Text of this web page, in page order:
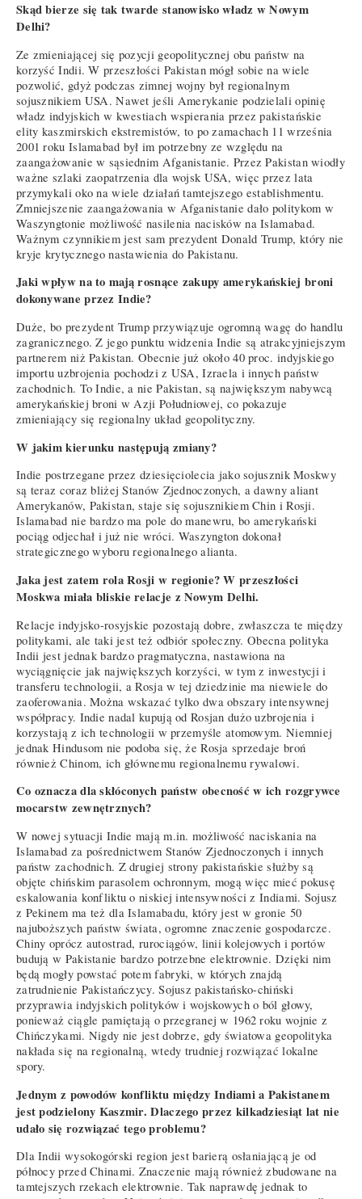
Skąd bierze się tak twarde stanowisko władz w Nowym
Delhi?
Ze zmieniającej się pozycji geopolitycznej obu państw na
korzyść Indii. W przeszłości Pakistan mógł sobie na wiele
pozwolić, gdyż podczas zimnej wojny był regionalnym
sojusznikiem USA. Nawet jeśli Amerykanie podzielali opinię
władz indyjskich w kwestiach wspierania przez pakistańskie
elity kaszmirskich ekstremistów, to po zamachach 11 września
2001 roku Islamabad był im potrzebny ze względu na
zaangażowanie w sąsiednim Afganistanie. Przez Pakistan wiodły
ważne szlaki zaopatrzenia dla wojsk USA, więc przez lata
przymykali oko na wiele działań tamtejszego establishmentu.
Zmniejszenie zaangażowania w Afganistanie dało politykom w
Waszyngtonie możliwość nasilenia nacisków na Islamabad.
Ważnym czynnikiem jest sam prezydent Donald Trump, który nie
kryje krytycznego nastawienia do Pakistanu.
Jaki wpływ na to mają rosnące zakupy amerykańskiej broni
dokonywane przez Indie?
Duże, bo prezydent Trump przywiązuje ogromną wagę do handlu
zagranicznego. Z jego punktu widzenia Indie są atrakcyjniejszym
partnerem niż Pakistan. Obecnie już około 40 proc. indyjskiego
importu uzbrojenia pochodzi z USA, Izraela i innych państw
zachodnich. To Indie, a nie Pakistan, są największym nabywcą
amerykańskiej broni w Azji Południowej, co pokazuje
zmieniający się regionalny układ geopolityczny.
W jakim kierunku następują zmiany?
Indie postrzegane przez dziesięciolecia jako sojusznik Moskwy
są teraz coraz bliżej Stanów Zjednoczonych, a dawny aliant
Amerykanów, Pakistan, staje się sojusznikiem Chin i Rosji.
Islamabad nie bardzo ma pole do manewru, bo amerykański
pociąg odjechał i już nie wróci. Waszyngton dokonał
strategicznego wyboru regionalnego alianta.
Jaka jest zatem rola Rosji w regionie? W przeszłości
Moskwa miała bliskie relacje z Nowym Delhi.
Relacje indyjsko-rosyjskie pozostają dobre, zwłaszcza te między
politykami, ale taki jest też odbiór społeczny. Obecna polityka
Indii jest jednak bardzo pragmatyczna, nastawiona na
wyciągnięcie jak największych korzyści, w tym z inwestycji i
transferu technologii, a Rosja w tej dziedzinie ma niewiele do
zaoferowania. Można wskazać tylko dwa obszary intensywnej
współpracy. Indie nadal kupują od Rosjan dużo uzbrojenia i
korzystają z ich technologii w przemyśle atomowym. Niemniej
jednak Hindusom nie podoba się, że Rosja sprzedaje broń
również Chinom, ich głównemu regionalnemu rywalowi.
Co oznacza dla skłóconych państw obecność w ich rozgrywce
mocarstw zewnętrznych?
W nowej sytuacji Indie mają m.in. możliwość naciskania na
Islamabad za pośrednictwem Stanów Zjednoczonych i innych
państw zachodnich. Z drugiej strony pakistańskie służby są
objęte chińskim parasolem ochronnym, mogą więc mieć pokusę
eskalowania konfliktu o niskiej intensywności z Indiami. Sojusz
z Pekinem ma też dla Islamabadu, który jest w gronie 50
najuboższych państw świata, ogromne znaczenie gospodarcze.
Chiny oprócz autostrad, rurociągów, linii kolejowych i portów
budują w Pakistanie bardzo potrzebne elektrownie. Dzięki nim
będą mogły powstać potem fabryki, w których znajdą
zatrudnienie Pakistańczycy. Sojusz pakistańsko-chiński
przyprawia indyjskich polityków i wojskowych o ból głowy,
ponieważ ciągle pamiętają o przegranej w 1962 roku wojnie z
Chińczykami. Nigdy nie jest dobrze, gdy światowa geopolityka
nakłada się na regionalną, wtedy trudniej rozwiązać lokalne
spory.
Jednym z powodów konfliktu między Indiami a Pakistanem
jest podzielony Kaszmir. Dlaczego przez kilkadziesiąt lat nie
udało się rozwiązać tego problemu?
Dla Indii wysokogórski region jest barierą osłaniającą je od
północy przed Chinami. Znaczenie mają również zbudowane na
tamtejszych rzekach elektrownie. Tak naprawdę jednak to